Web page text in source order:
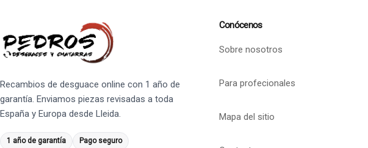
Recambios de desguace online con 1 año de
garantía. Enviamos piezas revisadas a toda
España y Europa desde Lleida.
1 año de garantía Pago seguro
Conócenos
Sobre nosotros
Para profecionales
Mapa del sitio